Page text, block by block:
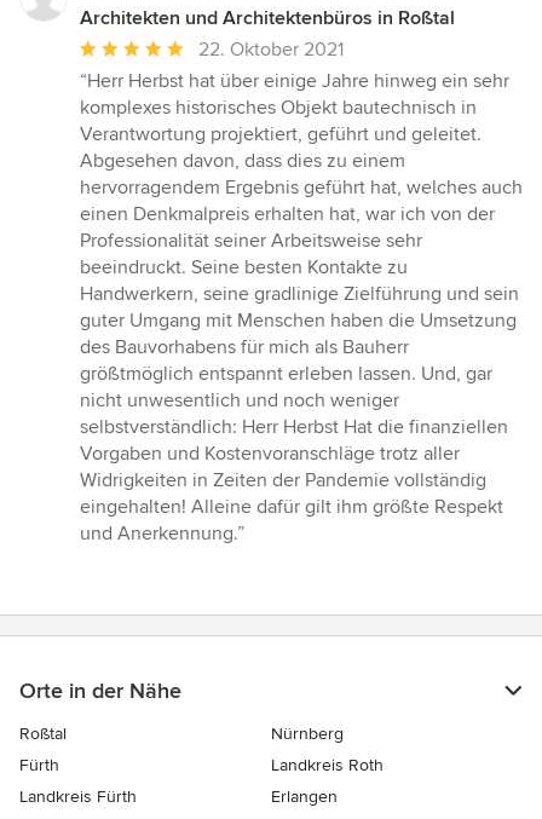
Architekten und Architektenbüros in Roßtal
Durchschnittliche
Bewertung:
5
von
5
Sternen
22. Oktober 2021
“Herr Herbst hat über einige Jahre hinweg ein sehr
komplexes historisches Objekt bautechnisch in
Verantwortung projektiert, geführt und geleitet.
Abgesehen davon, dass dies zu einem
hervorragendem Ergebnis geführt hat, welches auch
einen Denkmalpreis erhalten hat, war ich von der
Professionalität seiner Arbeitsweise sehr
beeindruckt. Seine besten Kontakte zu
Handwerkern, seine gradlinige Zielführung und sein
guter Umgang mit Menschen haben die Umsetzung
des Bauvorhabens für mich als Bauherr
größtmöglich entspannt erleben lassen. Und, gar
nicht unwesentlich und noch weniger
selbstverständlich: Herr Herbst Hat die finanziellen
Vorgaben und Kostenvoranschläge trotz aller
Widrigkeiten in Zeiten der Pandemie vollständig
eingehalten! Alleine dafür gilt ihm größte Respekt
und Anerkennung.”
Orte in der Nähe
Roßtal
Nürnberg
Fürth
Landkreis Roth
Landkreis Fürth
Erlangen